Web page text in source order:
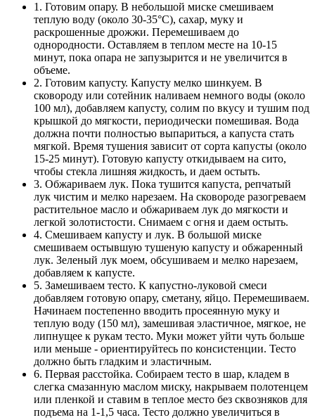
1. Готовим опару. В небольшой миске смешиваем
теплую воду (около 30-35°C), сахар, муку и
раскрошенные дрожжи. Перемешиваем до
однородности. Оставляем в теплом месте на 10-15
минут, пока опара не запузырится и не увеличится в
объеме.
2. Готовим капусту. Капусту мелко шинкуем. В
сковороду или сотейник наливаем немного воды (около
100 мл), добавляем капусту, солим по вкусу и тушим под
крышкой до мягкости, периодически помешивая. Вода
должна почти полностью выпариться, а капуста стать
мягкой. Время тушения зависит от сорта капусты (около
15-25 минут). Готовую капусту откидываем на сито,
чтобы стекла лишняя жидкость, и даем остыть.
3. Обжариваем лук. Пока тушится капуста, репчатый
лук чистим и мелко нарезаем. На сковороде разогреваем
растительное масло и обжариваем лук до мягкости и
легкой золотистости. Снимаем с огня и даем остыть.
4. Смешиваем капусту и лук. В большой миске
смешиваем остывшую тушеную капусту и обжаренный
лук. Зеленый лук моем, обсушиваем и мелко нарезаем,
добавляем к капусте.
5. Замешиваем тесто. К капустно-луковой смеси
добавляем готовую опару, сметану, яйцо. Перемешиваем.
Начинаем постепенно вводить просеянную муку и
теплую воду (150 мл), замешивая эластичное, мягкое, не
липнущее к рукам тесто. Муки может уйти чуть больше
или меньше - ориентируйтесь по консистенции. Тесто
должно быть гладким и эластичным.
6. Первая расстойка. Собираем тесто в шар, кладем в
слегка смазанную маслом миску, накрываем полотенцем
или пленкой и ставим в теплое место без сквозняков для
подъема на 1-1,5 часа. Тесто должно увеличиться в